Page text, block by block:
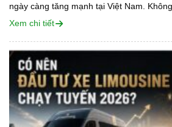
ngày càng tăng mạnh tại Việt Nam.
lịch, xe limousine còn được các nhà xe
Xem chi tiết